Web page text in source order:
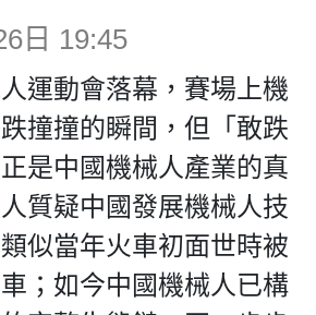
日 19:45
運動會落幕，賽場上機
撞撞的瞬間，但「敢跌
是中國機械人產業的真
質疑中國發展機械人技
似當年火車初面世時被
；如今中國機械人已構